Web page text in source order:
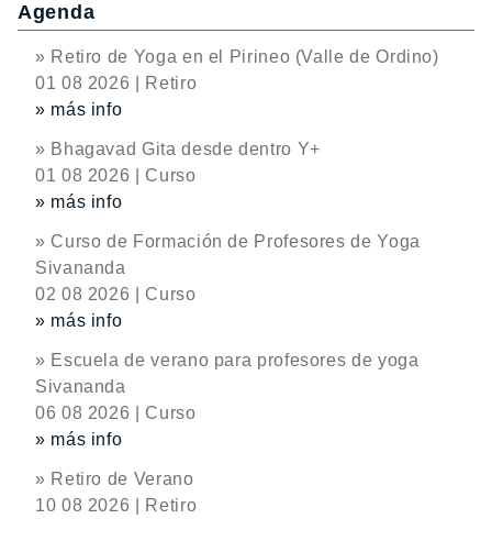
Agenda
» Retiro de Yoga en el Pirineo (Valle de Ordino)
01 08 2026 | Retiro
» más info
» Bhagavad Gita desde dentro Y+
01 08 2026 | Curso
» más info
» Curso de Formación de Profesores de Yoga
Sivananda
02 08 2026 | Curso
» más info
» Escuela de verano para profesores de yoga
Sivananda
06 08 2026 | Curso
» más info
» Retiro de Verano
10 08 2026 | Retiro